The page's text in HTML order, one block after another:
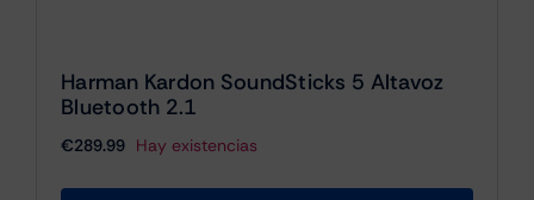
Harman Kardon SoundSticks 5 Altavoz
Bluetooth 2.1
€289.99 Hay existencias